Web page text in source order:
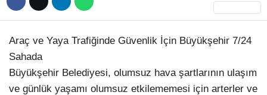
Facebook
Instagram
Araç ve Yaya Trafiğinde Güvenlik İçin Büyükşehir 7/24
Sahada
Büyükşehir Belediyesi, olumsuz hava şartlarının ulaşım
ve günlük yaşamı olumsuz etkilememesi için arterler ve